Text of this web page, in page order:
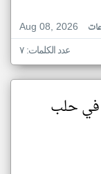
Aug 08, 2026
عدد الكلمات: ٧
حلب